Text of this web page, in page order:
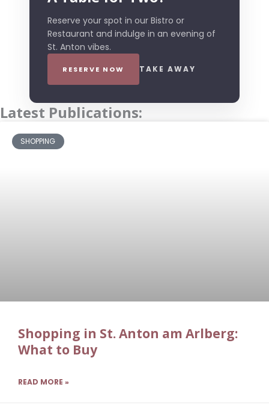
Reserve your spot in our Bistro or
Restaurant and indulge in an evening of
St. Anton vibes.
RESERVE NOW TAKE AWAY
Latest Publications:
SHOPPING
Shopping in St. Anton am Arlberg:
What to Buy
READ MORE »